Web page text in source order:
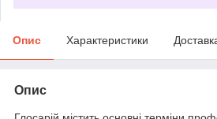
Опис Характеристики
Опис